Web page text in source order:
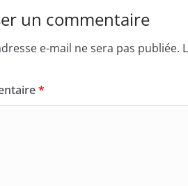
un commentaire
e-mail ne sera pas publiée.
*